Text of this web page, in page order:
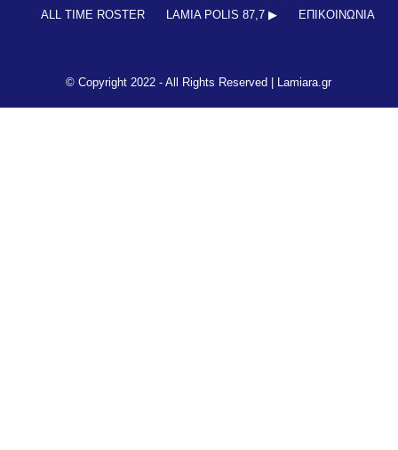
ALL TIME ROSTER
LAMIA POLIS 87,7 ▶︎ ΕΠΙΚΟΙΝΩΝΊΑ
© Copyright 2022 - All Rights Reserved | Lamiara.gr